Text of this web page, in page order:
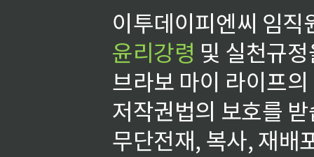
이투데이피엔씨 임
윤리강령 및 실천규
브라보 마이 라이프
저작권법의 보호를
무단전재, 복사, 재배